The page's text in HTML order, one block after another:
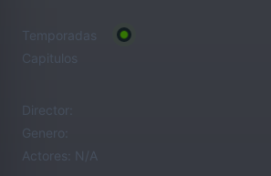
Temporadas
Capitulos
Director:
Genero:
Actores: N/A